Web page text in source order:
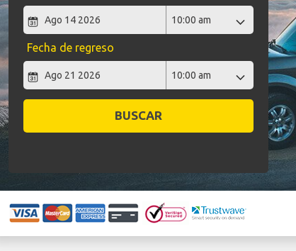
Fecha de regreso
BUSCAR